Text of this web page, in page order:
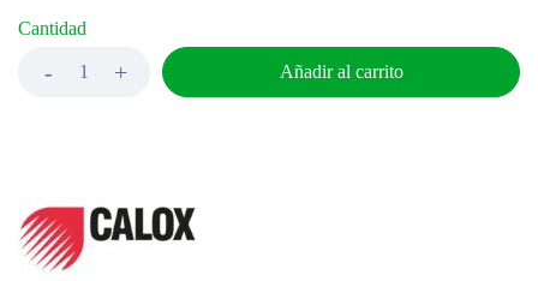
Cantidad
Añadir al carrito